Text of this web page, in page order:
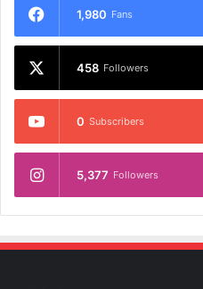
1,980 Fans
458 Followers
0 Subscribers
5,377 Followers